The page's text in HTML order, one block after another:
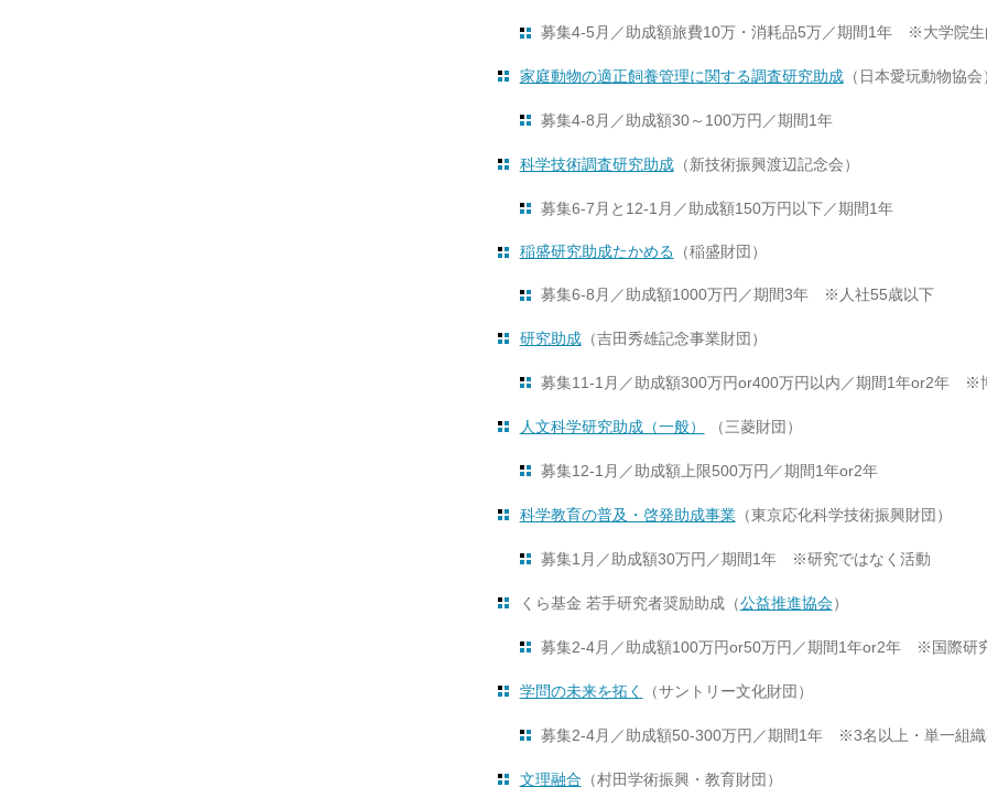
募集4-5月／助成額旅費10万・消耗品5万／期間1年 ※大学院生
家庭動物の適正飼養管理に関する調査研究助成（日本愛玩動物協会
募集4-8月／助成額30～100万円／期間1年
科学技術調査研究助成（新技術振興渡辺記念会）
募集6-7月と12-1月／助成額150万円以下／期間1年
稲盛研究助成たかめる （稲盛財団）
募集6-8月／助成額1000万円／期間3年 ※人社55歳以下
研究助成（吉田秀雄記念事業財団）
募集11-1月／助成額300万円or400万円以内／期間1年or2年 ※
人文科学研究助成（一般） （三菱財団）
募集12-1月／助成額上限500万円／期間1年or2年
科学教育の普及・啓発助成事業（東京応化科学技術振興財団）
募集1月／助成額30万円／期間1年 ※研究ではなく活動
くら基⾦ 若⼿研究者奨励助成（公益推進協会）
募集2-4月／助成額100万円or50万円／期間1年or2年 ※国際研
学問の未来を拓く （サントリー文化財団）
募集2-4月／助成額50-300万円／期間1年 ※3名以上・単一組
文理融合 （村田学術振興・教育財団）